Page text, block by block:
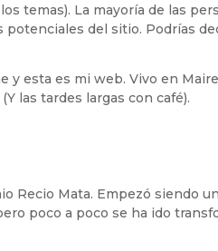
temas). La mayoría de las
del sitio. Podrías
y esta es mi web. Vivo en
las tardes largas con café).
Recio Mata. Empezó siendo
poco a poco se ha ido